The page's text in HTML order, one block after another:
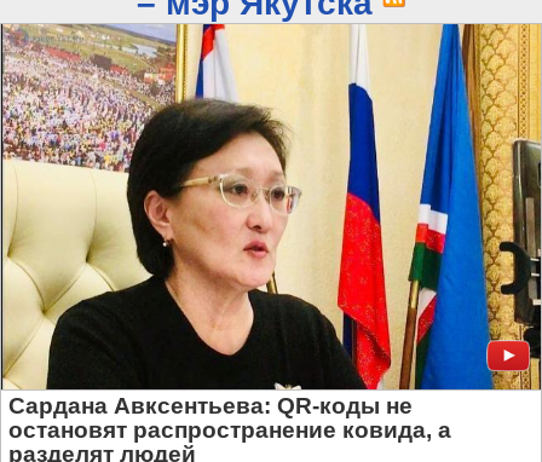
Сардана Авксентьева: QR-коды не
остановят распространение ковида, а
разделят людей